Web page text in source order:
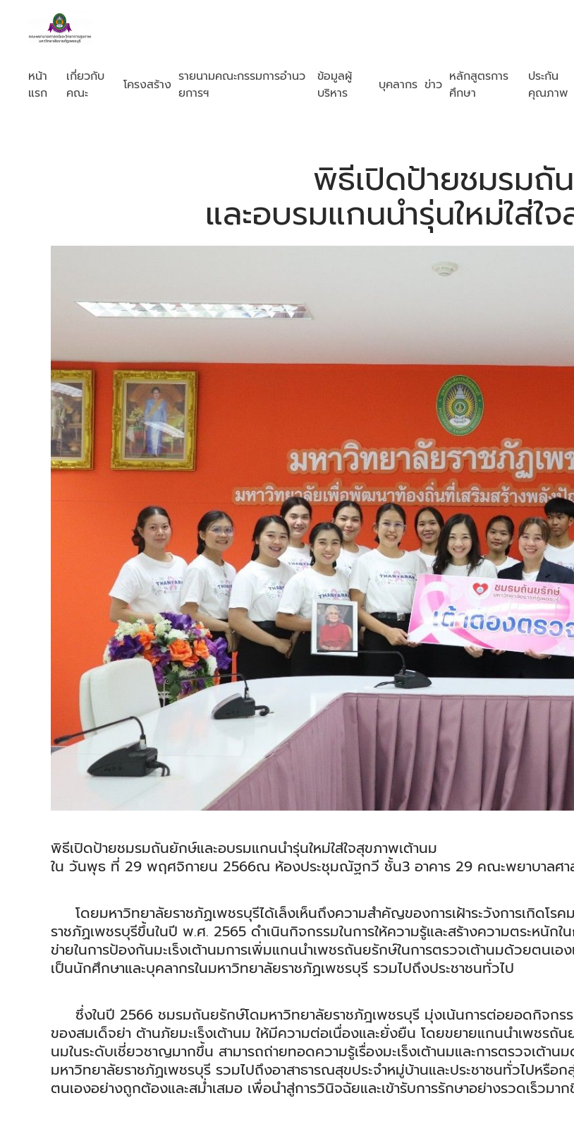
หน้า
แรก
เกี่ยวกับ
คณะ
โครงสร้าง รายนามคณะกรรมการอำนว
ยการฯ
ข้อมูลผู้
บริหาร
บุคลากร ข่าว หลักสูตรการ
ศึกษา
ประกัน
คุณภาพ
พิธีเปิดป้ายชมรมถั
และอบรมแกนนำรุ่นใหม่ใส่ใ
พิธีเปิดป้ายชมรมถันยักษ์และอบรมแกนนำรุ่นใหม่ใส่ใจสุขภาพเต้านม
ใน วันพุธ ที่ 29 พฤศจิกายน 2566ณ ห้องประชุมณัฐกวี ชั้น3 อาคาร 29 คณะพยาบาลศา
โดยมหาวิทยาลัยราชภัฏเพชรบุรีได้เล็งเห็นถึงความสำคัญของการเฝ้าระวังการเกิดโร
ราชภัฏเพชรบุรีขึ้นในปี พ.ศ. 2565 ดำเนินกิจกรรมในการให้ความรู้และสร้างความตระหนัก
ข่ายในการป้องกันมะเร็งเต้านมการเพิ่มแกนนำเพชรถันยรักษ์ในการตรวจเต้านมด้วยตนเ
เป็นนักศึกษาและบุคลากรในมหาวิทยาลัยราชภัฏเพชรบุรี รวมไปถึงประชาชนทั่วไป
ซึ่งในปี 2566 ชมรมถันยรักษ์โดมหาวิทยาลัยราชภัฎเพชรบุรี มุ่งเน้นการต่อยอดกิจกรร
ของสมเด็จย่า ต้านภัยมะเร็งเต้านม ให้มีความต่อเนื่องและยั่งยืน โดยขยายแกนนำเพชร
นมในระดับเชี่ยวชาญมากขึ้น สามารถถ่ายทอดความรู้เรื่องมะเร็งเต้านมและการตรวจเต้า
มหาวิทยาลัยราชภัฏเพชรบุรี รวมไปถึงอาสาธารณสุขประจำหมู่บ้านและประชาชนทั่วไปหรือ
ตนเองอย่างถูกต้องและสม่ำเสมอ เพื่อนำสู่การวินิจฉัยและเข้ารับการรักษาอย่างรวดเร็วมา